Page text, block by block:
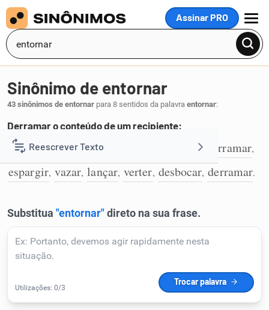
Assinar PRO
MENU
Reescrever Texto
Resumir Texto
Corrigir Texto
Detector de IA
Humanizador de IA
Sinônimo de entornar
43 sinônimos de entornar para 8 sentidos da palavra entornar:
Derramar o conteúdo de um recipiente:
1 deitar,efundir, esparramar,
espargir, vazar, lançar, verter, desbocar, derramar.